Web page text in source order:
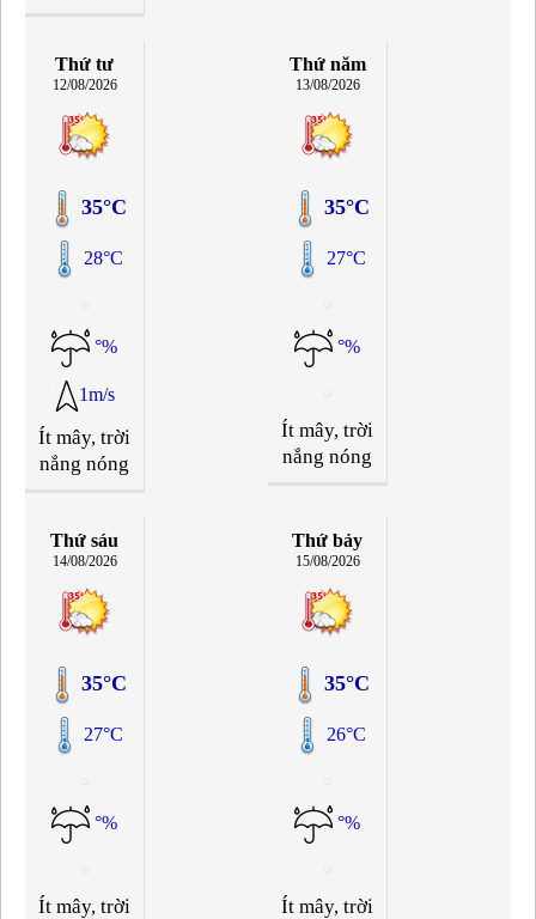
Thứ tư
12/08/2026
35°C
28°C
°%
1m/s
Ít mây, trời
nắng nóng
Thứ năm
13/08/2026
35°C
27°C
°%
Ít mây, trời
nắng nóng
Thứ sáu
14/08/2026
35°C
27°C
°%
Ít mây, trời
Thứ bảy
15/08/2026
35°C
26°C
°%
Ít mây, trời